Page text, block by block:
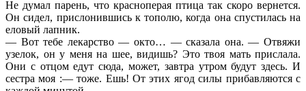
Не думал парень, что красноперая птица так скоро вернется.
Он сидел, прислонившись к тополю, когда она спустилась на
еловый лапник.
— Вот тебе лекарство — окто… — сказала она. — Отвяжи
узелок, он у меня на шее, видишь? Это твоя мать прислала.
Они с отцом едут сюда, может, завтра утром будут здесь. И
сестра моя :— тоже. Ешь! От этих ягод силы прибавляются с